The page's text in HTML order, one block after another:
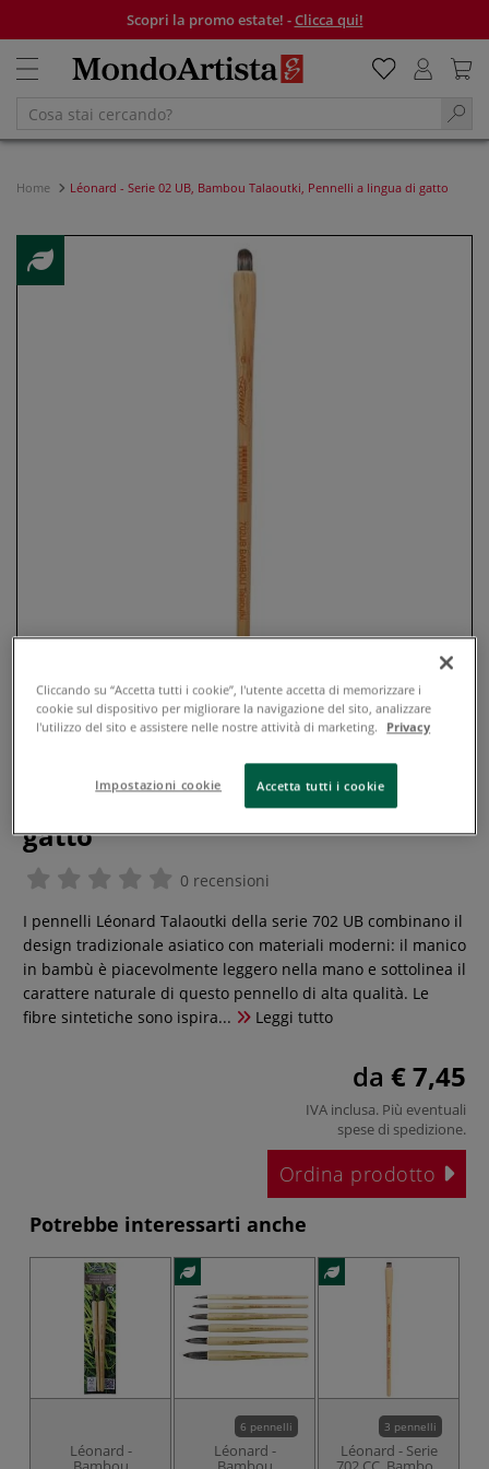
Scopri la promo estate! -Clicca qui!
Home Léonard - Serie 02 UB, Bambou Talaoutki, Pennelli a lingua di gatto
Léonard - Serie 02 UB, Bambou
Talaoutki, Pennelli a lingua di
gatto
0 recensioni
I pennelli Léonard Talaoutki della serie 702 UB combinano il
design tradizionale asiatico con materiali moderni: il manico
in bambù è piacevolmente leggero nella mano e sottolinea il
carattere naturale di questo pennello di alta qualità. Le
fibre sintetiche sono ispira...
Leggi tutto
da € 7,45
IVA inclusa. Più eventuali
spese di spedizione.
Ordina prodotto
Potrebbe interessarti anche
Léonard -
6 pennelli
Léonard -
3 pennelli
Léonard - Serie
Cliccando su “Accetta tutti i cookie”, l'utente accetta di memorizzare i
cookie sul dispositivo per migliorare la navigazione del sito, analizzare
l'utilizzo del sito e assistere nelle nostre attività di marketing.
Privacy
Impostazioni cookie Accetta tutti i cookie